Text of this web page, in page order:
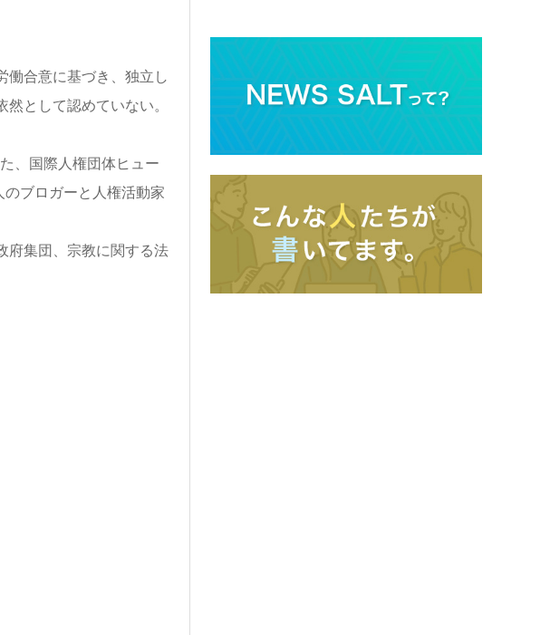
働合意に基づき、独立し
として認めていない。
、国際人権団体ヒュー
ブロガーと人権活動家
府集団、宗教に関する法